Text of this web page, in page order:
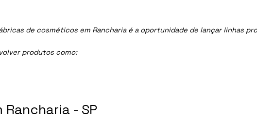
de cosméticos em Rancharia é a oportunidade de lançar linhas
produtos como:
- SP